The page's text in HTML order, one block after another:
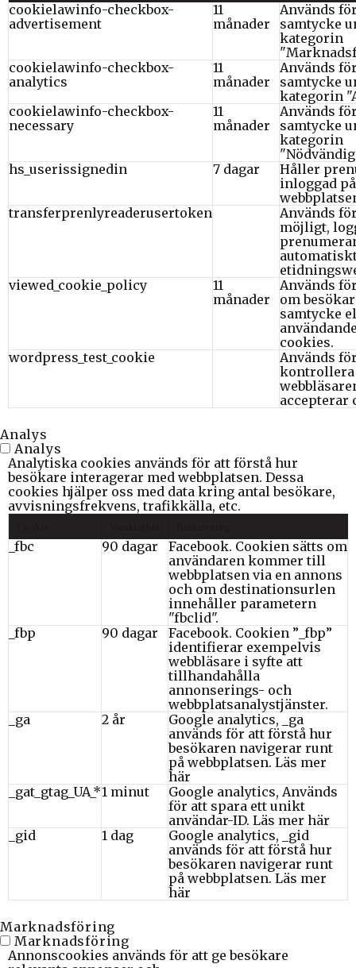
cookielawinfo-checkbox-
advertisement
11
månader
Används
samtycke
kategorin
cookielawinfo-checkbox-
analytics
11
månader
Används
samtycke
kategorin
cookielawinfo-checkbox-
necessary
11
månader
Används
samtycke
kategorin
hs_userissignedin
7 dagar
Håller
inloggad på
transferprenlyreaderusertoken
Används
möjligt,
viewed_cookie_policy
11
månader
Används
om
samtycke
cookies.
wordpress_test_cookie
Används
kontrollera
accepterar
Analys
Analys
Analytiska cookies används för att förstå hur
besökare interagerar med webbplatsen. Dessa
cookies hjälper oss med data kring antal besökare,
avvisningsfrekvens, trafikkälla, etc.
_fbc 90 dagar
Facebook. Cookien sätts om
användaren kommer till
webbplatsen via en annons
och om destinationsurlen
innehåller parametern
"fbclid".
_fbp
90 dagar
Facebook. Cookien ”_fbp”
identifierar exempelvis
webbläsare i syfte att
tillhandahålla
annonserings- och
webbplatsanalystjänster.
_ga
2 år
Google analytics, _ga
används för att förstå hur
besökaren navigerar runt
på webbplatsen. Läs mer
här
_gat_gtag_UA_*1 minut
Google analytics, Används
för att spara ett unikt
användar-ID. Läs mer här
_gid
1 dag
Google analytics, _gid
används för att förstå hur
besökaren navigerar runt
på webbplatsen. Läs mer
här
Marknadsföring
Marknadsföring
Annonscookies används för att ge besökare